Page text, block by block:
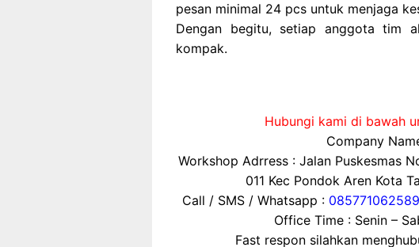
pesan minimal 24 pcs untuk menjaga
Dengan begitu, setiap anggota tim
kompak.
Hubungi kami di bawah
Company
Workshop Adrress : Jalan Puskesmas
011 Kec Pondok Aren Kota
Call / SMS / Whatsapp : 085771062589
Office Time : Senin –
Fast respon silahkan